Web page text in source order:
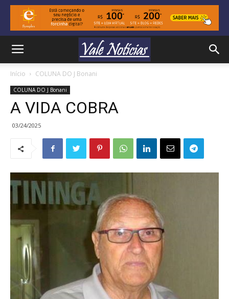
Início COLUNA DO J Bonani
COLUNA DO J Bonani
A VIDA COBRA
03/24/2025